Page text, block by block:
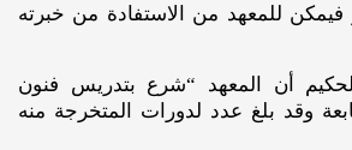
فيمكن للمعهد من الاستفادة من خبرته
أن المعهد “شرع بتدريس فنون
وقد بلغ عدد لدورات المتخرجة منه